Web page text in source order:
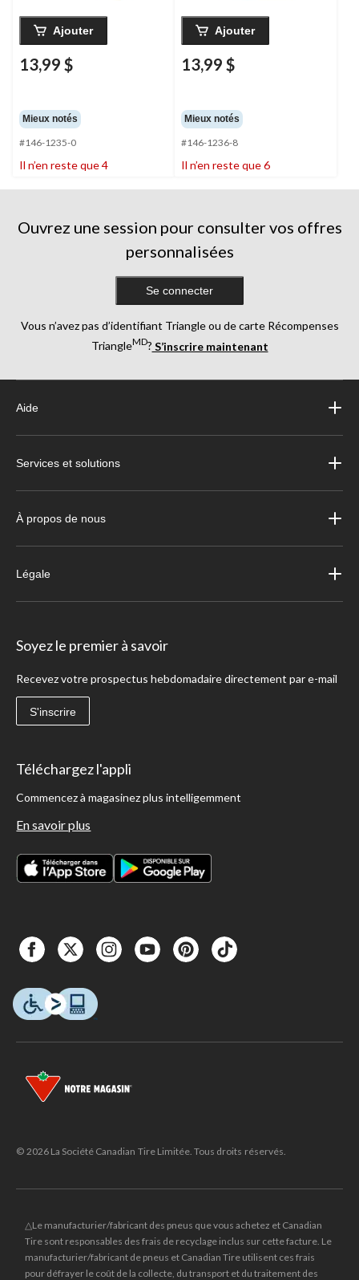
Ajouter
13,99 $
Mieux notés
#146-1235-0
Il n’en reste que 4
Ajouter
13,99 $
Mieux notés
#146-1236-8
Il n’en reste que 6
Ouvrez une session pour consulter vos offres
personnalisées
Se connecter
Vous n’avez pas d’identifiant Triangle ou de carte Récompenses
TriangleMD? S’inscrire maintenant
Aide
Services et solutions
À propos de nous
Légale
Soyez le premier à savoir
Recevez votre prospectus hebdomadaire directement par e-mail
S'inscrire
Téléchargez l'appli
Commencez à magasinez plus intelligemment
En savoir plus
© 2026 La Société Canadian Tire Limitée. Tous droits réservés.
△Le manufacturier/fabricant des pneus que vous achetez et Canadian
Tire sont responsables des frais de recyclage inclus sur cette facture. Le
manufacturier/fabricant de pneus et Canadian Tire utilisent ces frais
pour défrayer le coût de la collecte, du transport et du traitement des